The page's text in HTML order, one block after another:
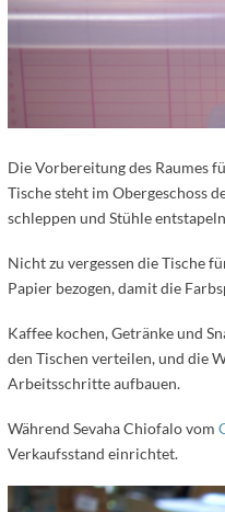
Die Vorbereitung des Raumes
Tische steht im Obergeschoss
schleppen und Stühle
Nicht zu vergessen die Tische
Papier bezogen, damit die
Kaffee kochen, Getränke und
den Tischen verteilen, und die
Arbeitsschritte aufbauen.
Während Sevaha Chiofalo vom
Verkaufsstand einrichtet.